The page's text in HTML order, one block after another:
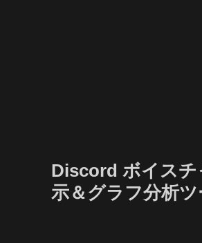
Discord ボイスチ
示＆グラフ分析